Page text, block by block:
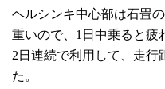
ヘルシンキ中心部は石畳
重いので、1日中乗ると疲
2日連続で利用して、走行
た。